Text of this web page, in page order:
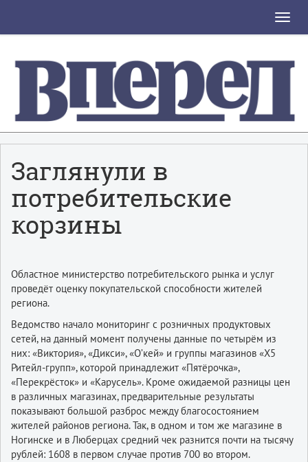
Toggle
Заглянули в
потребительские
корзины
Областное министерство потребительского рынка и услуг
проведёт оценку покупательской способности жителей
региона.
Ведомство начало мониторинг с розничных продуктовых
сетей, на данный момент получены данные по четырём из
них: «Виктория», «Дикси», «О’кей» и группы магазинов «Х5
Ритейл-групп», которой принадлежит «Пятёрочка»,
«Перекрёсток» и «Карусель». Кроме ожидаемой разницы цен
в различных магазинах, предварительные результаты
показывают большой разброс между благосостоянием
жителей районов региона. Так, в одном и том же магазине в
Ногинске и в Люберцах средний чек разнится почти на тысячу
рублей: 1608 в первом случае против 700 во втором.